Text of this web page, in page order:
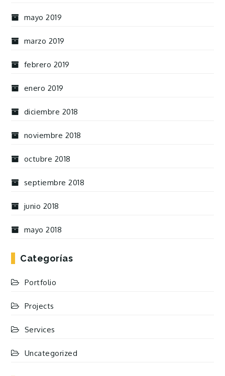
mayo 2019
marzo 2019
febrero 2019
enero 2019
diciembre 2018
noviembre 2018
octubre 2018
septiembre 2018
junio 2018
mayo 2018
Categorías
Portfolio
Projects
Services
Uncategorized